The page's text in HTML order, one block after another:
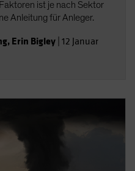
ist je nach Sektor
Anleitung für Anleger.
, Erin Bigley 12 Januar